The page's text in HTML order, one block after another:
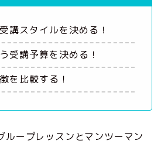
講スタイルを決める！
受講予算を決める！
を比較する！
ループレッスンとマンツーマン